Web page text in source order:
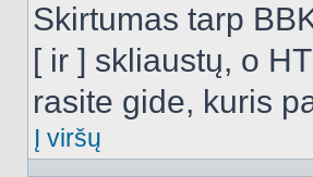
Skirtumas tarp
[ ir ] skliaustų, o
rasite gide, kuris
Į viršų